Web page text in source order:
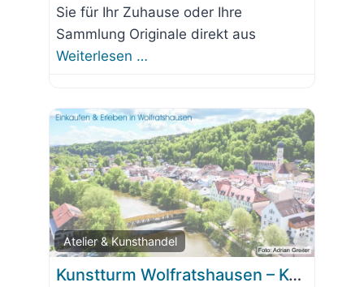
Sie für Ihr Zuhause oder Ihre
Sammlung Originale direkt aus
Weiterlesen …
Atelier & Kunsthandel
Favorit
Kunstturm Wolfratshausen – Kunst in der Stadt